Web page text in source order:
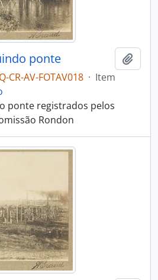
ponte
CR-AV-FOTAV018 · Item
ponte registrados pelos
Rondon